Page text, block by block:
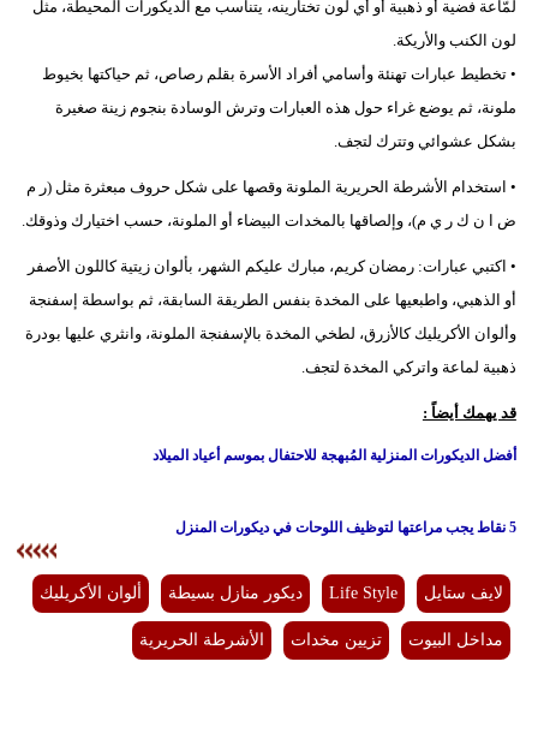
لمّاعة فضية أو ذهبية أو أي لون تختارينه، يتناسب مع الديكورات المحيطة، مثل
لون الكنب والأريكة.
• تخطيط عبارات تهنئة وأسامي أفراد الأسرة بقلم رصاص، ثم حياكتها بخيوط
ملونة، ثم يوضع غراء حول هذه العبارات وترش الوسادة بنجوم زينة صغيرة
بشكل عشوائي وتترك لتجف.
• استخدام الأشرطة الحريرية الملونة وقصها على شكل حروف مبعثرة مثل (ر م
ض ا ن ك ر ي م)، وإلصاقها بالمخدات البيضاء أو الملونة، حسب اختيارك وذوقك.
• اكتبي عبارات: رمضان كريم، مبارك عليكم الشهر، بألوان زيتية كاللون الأصفر
أو الذهبي، واطبعيها على المخدة بنفس الطريقة السابقة، ثم بواسطة إسفنجة
وألوان الأكريليك كالأزرق، لطخي المخدة بالإسفنجة الملونة، وانثري عليها بودرة
ذهبية لماعة واتركي المخدة لتجف.
قد يهمك أيضاً :
أفضل الديكورات المنزلية المُبهجة للاحتفال بموسم أعياد الميلاد
5 نقاط يجب مراعتها لتوظيف اللوحات في ديكورات المنزل
لايف ستايل Life Style ديكور منازل بسيطة ألوان الأكريليك
مداخل البيوت تزيين مخدات الأشرطة الحريرية